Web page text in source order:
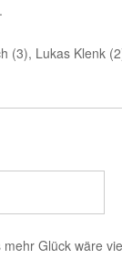
(3), Lukas Klenk
Glück wäre